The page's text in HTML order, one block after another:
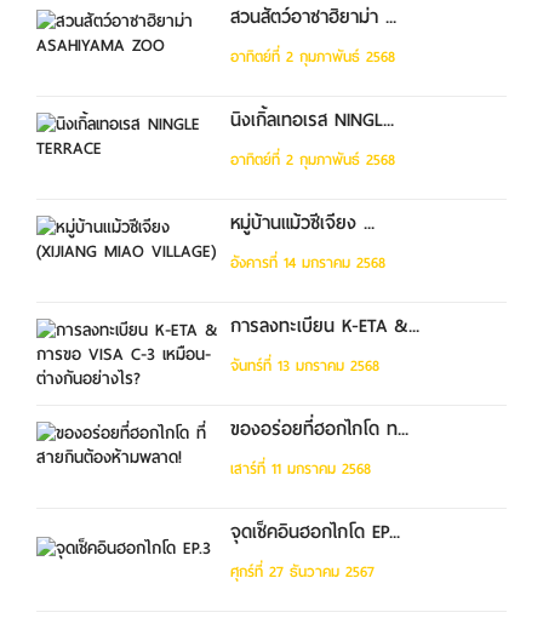
สวนสัตว์อาซาฮิยาม่า ...
อาทิตย์ที่ 2 กุมภาพันธ์ 2568
นิงเกิ้ลเทอเรส NINGL...
อาทิตย์ที่ 2 กุมภาพันธ์ 2568
หมู่บ้านแม้วซีเจียง ...
อังคารที่ 14 มกราคม 2568
การลงทะเบียน K-ETA &...
จันทร์ที่ 13 มกราคม 2568
ของอร่อยที่ฮอกไกโด ท...
เสาร์ที่ 11 มกราคม 2568
จุดเช็คอินฮอกไกโด EP...
ศุกร์ที่ 27 ธันวาคม 2567